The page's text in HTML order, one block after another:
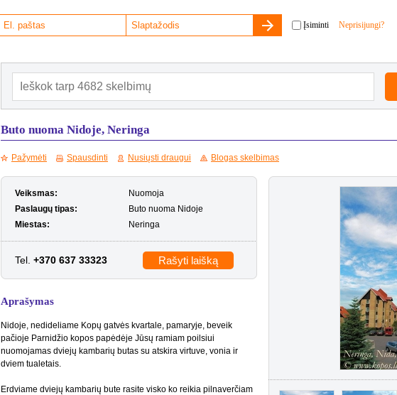
Įsiminti Neprisijungi?
Buto nuoma Nidoje, Neringa
Pažymėti Spausdinti Nusiųsti draugui Blogas skelbimas
Veiksmas:
Nuomoja
Paslaugų tipas:
Buto nuoma Nidoje
Miestas:
Neringa
Tel. +370 637 33323 Rašyti laišką
Aprašymas
Nidoje, nedideliame Kopų gatvės kvartale, pamaryje, beveik
pačioje Parnidžio kopos papėdėje Jūsų ramiam poilsiui
nuomojamas dviejų kambarių butas su atskira virtuve, vonia ir
dviem tualetais.
Erdviame dviejų kambarių bute rasite visko ko reikia pilnaverčiam